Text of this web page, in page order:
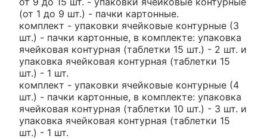
(от 1 до 9 шт.) - пачки картонные.
комплект - упаковки ячейковые контурные (3
шт.) - пачки картонные, в комплекте: упаковка
ячейковая контурная (таблетки 15 шт.) - 2 шт. и
упаковка ячейковая контурная (таблетки 15
шт.) - 1 шт.
комплект - упаковки ячейковые контурные (4
шт.) - пачки картонные, в комплекте: упаковка
ячейковая контурная (таблетки 10 шт.) - 3 шт. и
упаковка ячейковая контурная (таблетки 15
шт.) - 1 шт.